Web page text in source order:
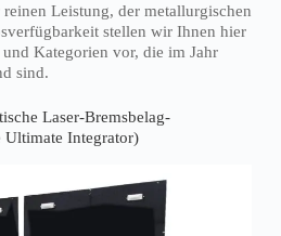
Leistung, der metallurgischen
stellen wir Ihnen hier
Kategorien vor, die im Jahr
sind.
Laser-Bremsbelag-
Ultimate Integrator)